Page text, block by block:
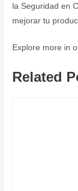
la Seguridad en
mejorar tu
Explore more in
Related